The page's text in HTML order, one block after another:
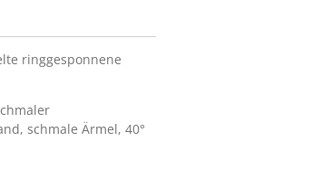
ringgesponnene
schmale Ärmel, 40°